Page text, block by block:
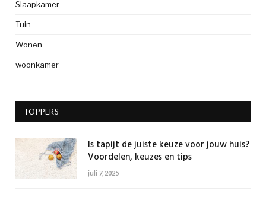
Slaapkamer
Tuin
Wonen
woonkamer
TOPPERS
Is tapijt de juiste keuze voor jouw huis?
Voordelen, keuzes en tips
juli 7, 2025